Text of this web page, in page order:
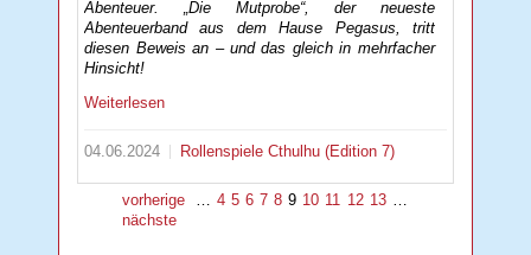
Abenteuer. „Die Mutprobe“, der neueste
Abenteuerband aus dem Hause Pegasus, tritt
diesen Beweis an – und das gleich in mehrfacher
Hinsicht!
Weiterlesen
04.06.2024 RollenspieleCthulhu (Edition 7)
vorherige 4 5 6 7 8 9 10 11 12 13
nächste